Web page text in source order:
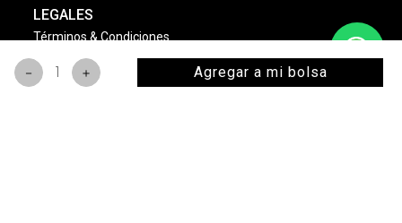
＋
－ Agregar a mi bolsa
LEGALES
Términos & Condiciones
Aviso de Privacidad
Política Cambios & Devoluciones